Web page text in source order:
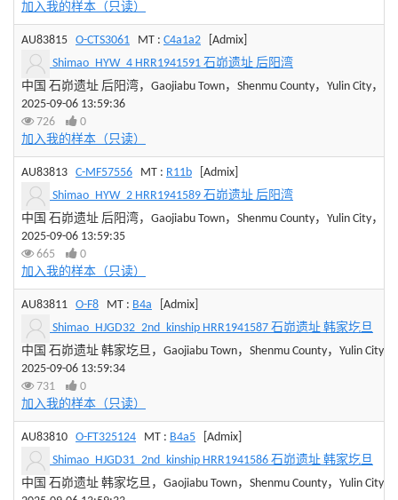
加入我的样本（只读）
AU83815 O-CTS3061 MT : C4a1a2 [Admix]
Shimao_HYW_4 HRR1941591 石峁遗址 后阳湾
中国 石峁遗址 后阳湾，Gaojiabu Town，Shenmu County，Yulin City，
2025-09-06 13:59:36
726
0
加入我的样本（只读）
AU83813 C-MF57556 MT : R11b [Admix]
Shimao_HYW_2 HRR1941589 石峁遗址 后阳湾
中国 石峁遗址 后阳湾，Gaojiabu Town，Shenmu County，Yulin City，
2025-09-06 13:59:35
665
0
加入我的样本（只读）
AU83811 O-F8 MT : B4a [Admix]
Shimao_HJGD32_2nd_kinship HRR1941587 石峁遗址 韩家圪旦
中国 石峁遗址 韩家圪旦，Gaojiabu Town，Shenmu County，Yulin City，
2025-09-06 13:59:34
731
0
加入我的样本（只读）
AU83810 O-FT325124 MT : B4a5 [Admix]
Shimao_HJGD31_2nd_kinship HRR1941586 石峁遗址 韩家圪旦
中国 石峁遗址 韩家圪旦，Gaojiabu Town，Shenmu County，Yulin City，